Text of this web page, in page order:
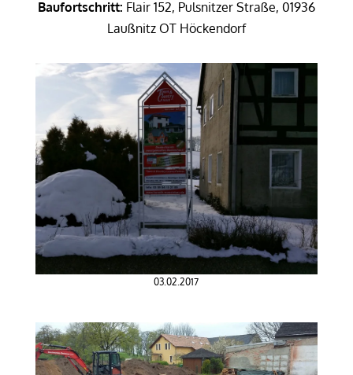
Baufortschritt: Flair 152, Pulsnitzer Straße, 01936
Laußnitz OT Höckendorf
03.02.2017